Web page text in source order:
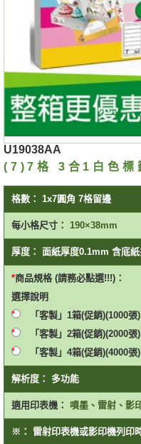
U19038AA
(7)7格 3合1白色
格數： 1x7圓角 7格留邊
每小格尺寸： 190×38mm
厚度： 面紙厚度0.1mm 含底
商品規格 (請務必點選!!!)：
選擇說明
「客製」1箱(促銷)(1000
「客製」2箱(促銷)(2000張)
「客製」4箱(促銷)(4000張)
解析度： 多功能
適用印表機： 噴墨、雷射、影
※： 雷射印表機或影印機列印